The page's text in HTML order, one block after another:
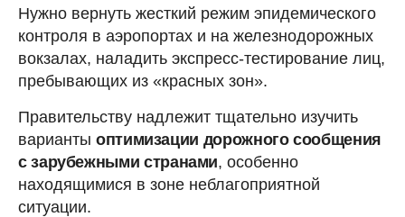
Нужно вернуть жесткий режим эпидемического
контроля в аэропортах и на железнодорожных
вокзалах, наладить экспресс-тестирование лиц,
пребывающих из «красных зон».
Правительству надлежит тщательно изучить
варианты оптимизации дорожного сообщения
с зарубежными странами, особенно
находящимися в зоне неблагоприятной
ситуации.